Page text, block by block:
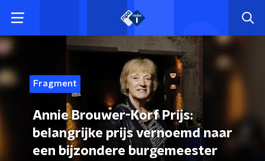
Fragment
Annie Brouwer-Korf Prijs:
belangrijke prijs vernoemd naar
een bijzondere burgemeester